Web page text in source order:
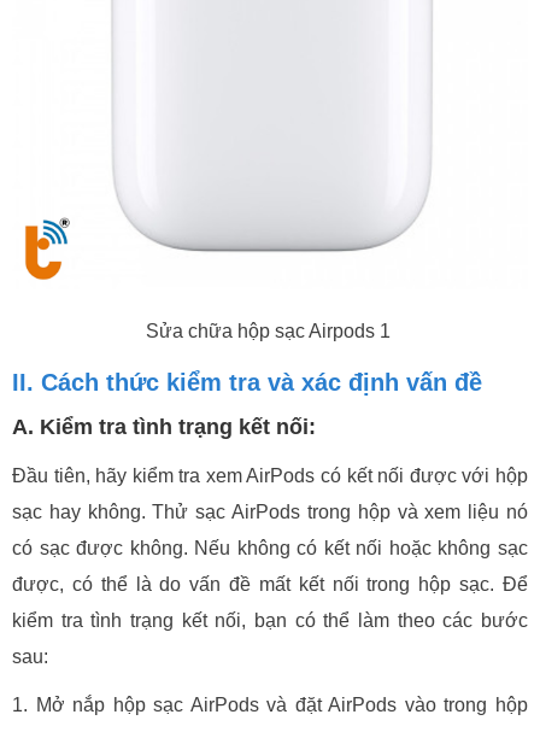
Sửa chữa hộp sạc Airpods 1
II. Cách thức kiểm tra và xác định vấn đề
A. Kiểm tra tình trạng kết nối:
Đầu tiên, hãy kiểm tra xem AirPods có kết nối được với hộp
sạc hay không. Thử sạc AirPods trong hộp và xem liệu nó
có sạc được không. Nếu không có kết nối hoặc không sạc
được, có thể là do vấn đề mất kết nối trong hộp sạc. Để
kiểm tra tình trạng kết nối, bạn có thể làm theo các bước
sau:
1. Mở nắp hộp sạc AirPods và đặt AirPods vào trong hộp